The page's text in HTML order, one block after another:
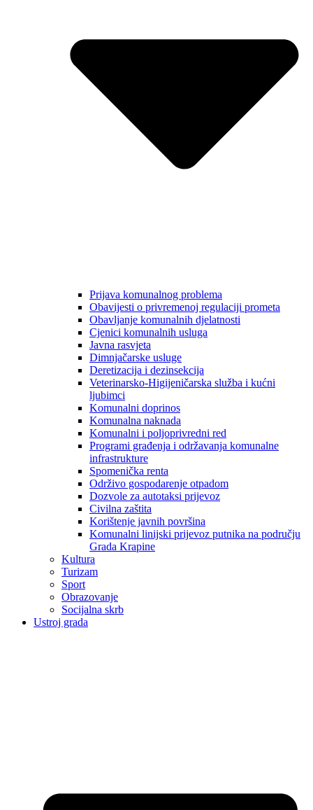
Prijava komunalnog problema
Obavijesti o privremenoj regulaciji prometa
Obavljanje komunalnih djelatnosti
Cjenici komunalnih usluga
Javna rasvjeta
Dimnjačarske usluge
Deretizacija i dezinsekcija
Veterinarsko-Higijeničarska služba i kućni
ljubimci
Komunalni doprinos
Komunalna naknada
Komunalni i poljoprivredni red
Programi građenja i održavanja komunalne
infrastrukture
Spomenička renta
Održivo gospodarenje otpadom
Dozvole za autotaksi prijevoz
Civilna zaštita
Korištenje javnih površina
Komunalni linijski prijevoz putnika na području
Grada Krapine
Kultura
Turizam
Sport
Obrazovanje
Socijalna skrb
Ustroj grada